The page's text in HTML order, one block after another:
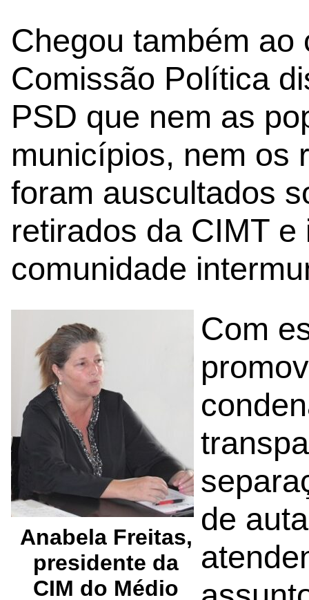
Chegou também ao
Comissão Política
PSD que nem as
municípios, nem os
foram auscultados
retirados da CIMT
comunidade
Anabela Freitas,
presidente da
CIM do Médio
Com
de